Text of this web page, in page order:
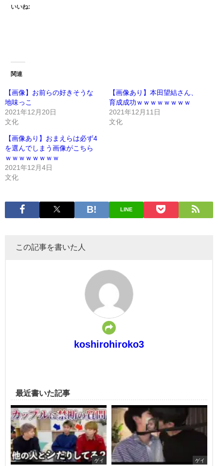
いいね:
関連
【画像】お前らの好きそうな
地味っこ
2021年12月20日
文化
【画像あり】本田望結さん、
育成成功ｗｗｗｗｗｗｗｗ
2021年12月11日
文化
【画像あり】おまえらは必ず4
を選んでしまう画像がこちら
ｗｗｗｗｗｗｗｗ
2021年12月4日
文化
LINE
この記事を書いた人
koshirohiroko3
最近書いた記事
ゲイ ゲイ